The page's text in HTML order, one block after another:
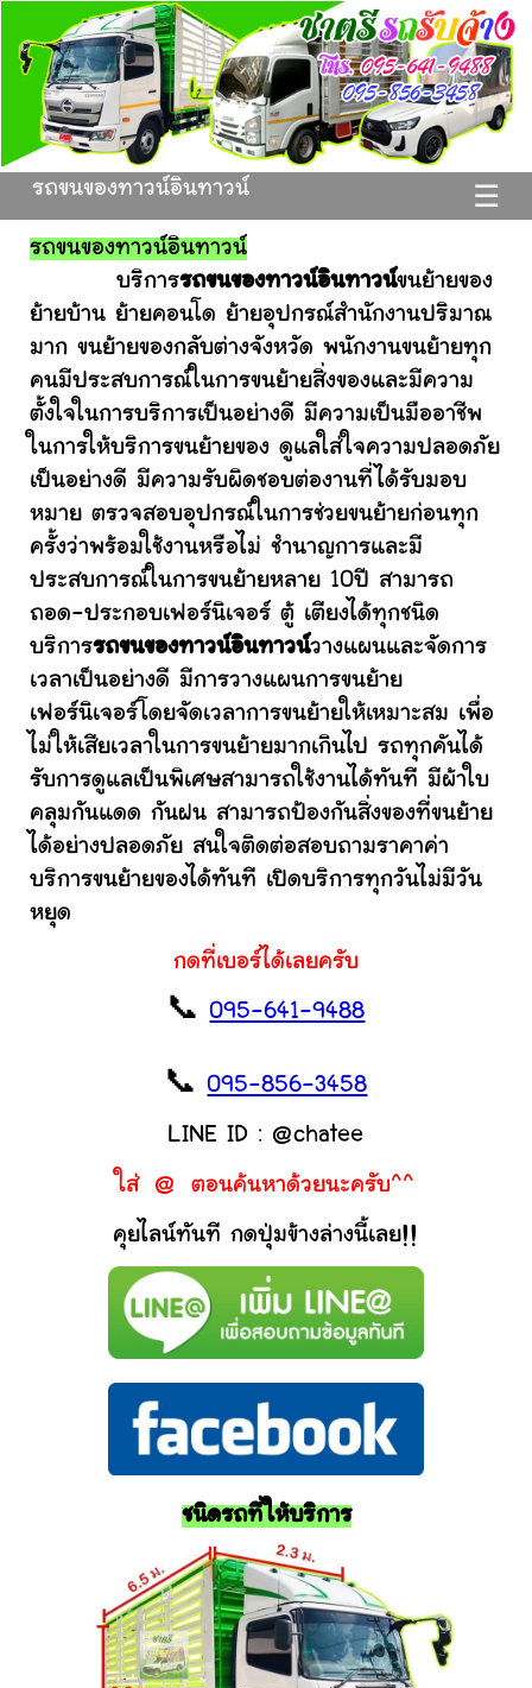
☰
รถขนของทาวน์อินทาวน์
รถขนของทาวน์อินทาวน์
บริการรถขนของทาวน์อินทาวน์ขนย้ายของ
ย้ายบ้าน ย้ายคอนโด ย้ายอุปกรณ์สำนักงานปริมาณ
มาก ขนย้ายของกลับต่างจังหวัด พนักงานขนย้ายทุก
คนมีประสบการณ์ในการขนย้ายสิ่งของและมีความ
ตั้งใจในการบริการเป็นอย่างดี มีความเป็นมืออาชีพ
ในการให้บริการขนย้ายของ ดูแลใส่ใจความปลอดภัย
เป็นอย่างดี มีความรับผิดชอบต่องานที่ได้รับมอบ
หมาย ตรวจสอบอุปกรณ์ในการช่วยขนย้ายก่อนทุก
ครั้งว่าพร้อมใช้งานหรือไม่ ชำนาญการและมี
ประสบการณ์ในการขนย้ายหลาย 10ปี สามารถ
ถอด-ประกอบเฟอร์นิเจอร์ ตู้ เตียงได้ทุกชนิด
บริการรถขนของทาวน์อินทาวน์วางแผนและจัดการ
เวลาเป็นอย่างดี มีการวางแผนการขนย้าย
เฟอร์นิเจอร์โดยจัดเวลาการขนย้ายให้เหมาะสม เพื่อ
ไม่ให้เสียเวลาในการขนย้ายมากเกินไป รถทุกคันได้
รับการดูแลเป็นพิเศษสามารถใช้งานได้ทันที มีผ้าใบ
คลุมกันแดด กันฝน สามารถป้องกันสิ่งของที่ขนย้าย
ได้อย่างปลอดภัย สนใจติดต่อสอบถามราคาค่า
บริการขนย้ายของได้ทันที เปิดบริการทุกวันไม่มีวัน
หยุด
กดที่เบอร์ได้เลยครับ
📞095-641-9488
📞095-856-3458
LINE ID : @chatee
ใส่ @ ตอนค้นหาด้วยนะครับ^^
คุยไลน์ทันที กดปุ่มข้างล่างนี้เลย!!
ชนิดรถที่ให้บริการ